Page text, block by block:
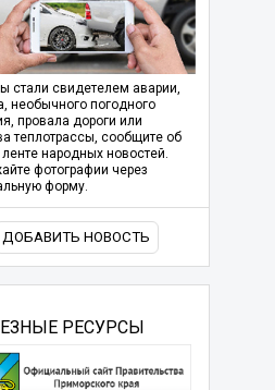
стали свидетелем аварии,
необычного погодного
провала дороги или
теплотрассы, сообщите об
народных новостей.
фотографии через
форму.
ДОБАВИТЬ НОВОСТЬ
РЕСУРСЫ